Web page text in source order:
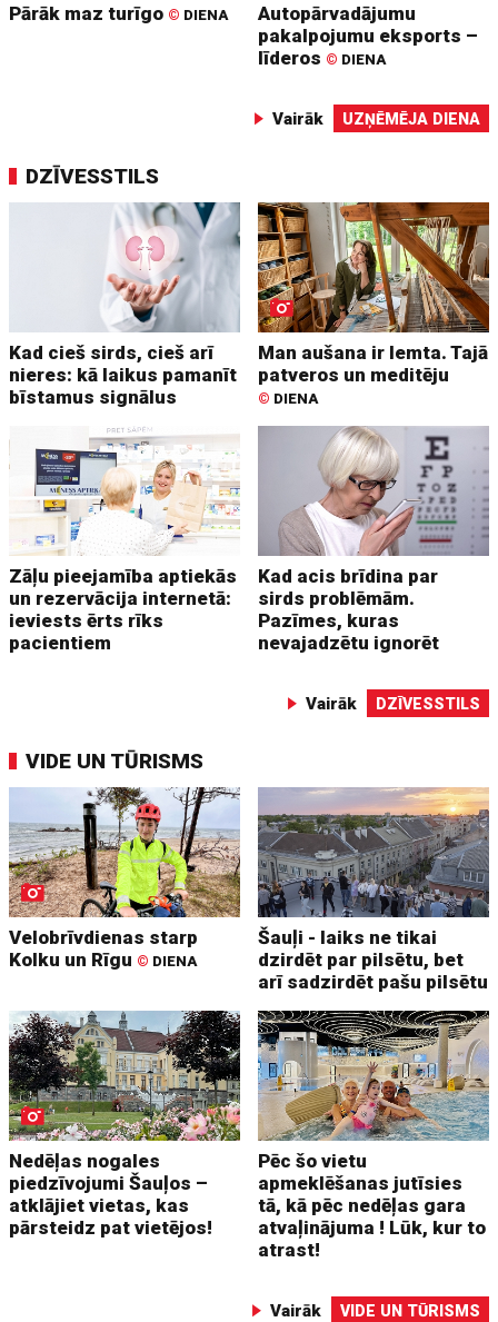
Pārāk maz turīgo © DIENA
Autopārvadājumu
pakalpojumu eksports –
līderos © DIENA
Vairāk UZŅĒMĒJA DIENA
DZĪVESSTILS
Kad cieš sirds, cieš arī
nieres: kā laikus pamanīt
bīstamus signālus
Man aušana ir lemta. Tajā
patveros un meditēju
© DIENA
Zāļu pieejamība aptiekās
un rezervācija internetā:
ieviests ērts rīks
pacientiem
Kad acis brīdina par
sirds problēmām.
Pazīmes, kuras
nevajadzētu ignorēt
Vairāk DZĪVESSTILS
VIDE UN TŪRISMS
Velobrīvdienas starp
Kolku un Rīgu © DIENA
Šauļi - laiks ne tikai
dzirdēt par pilsētu, bet
arī sadzirdēt pašu pilsētu
Nedēļas nogales
piedzīvojumi Šauļos –
atklājiet vietas, kas
pārsteidz pat vietējos!
Pēc šo vietu
apmeklēšanas jutīsies
tā, kā pēc nedēļas gara
atvaļinājuma ! Lūk, kur to
atrast!
Vairāk VIDE UN TŪRISMS